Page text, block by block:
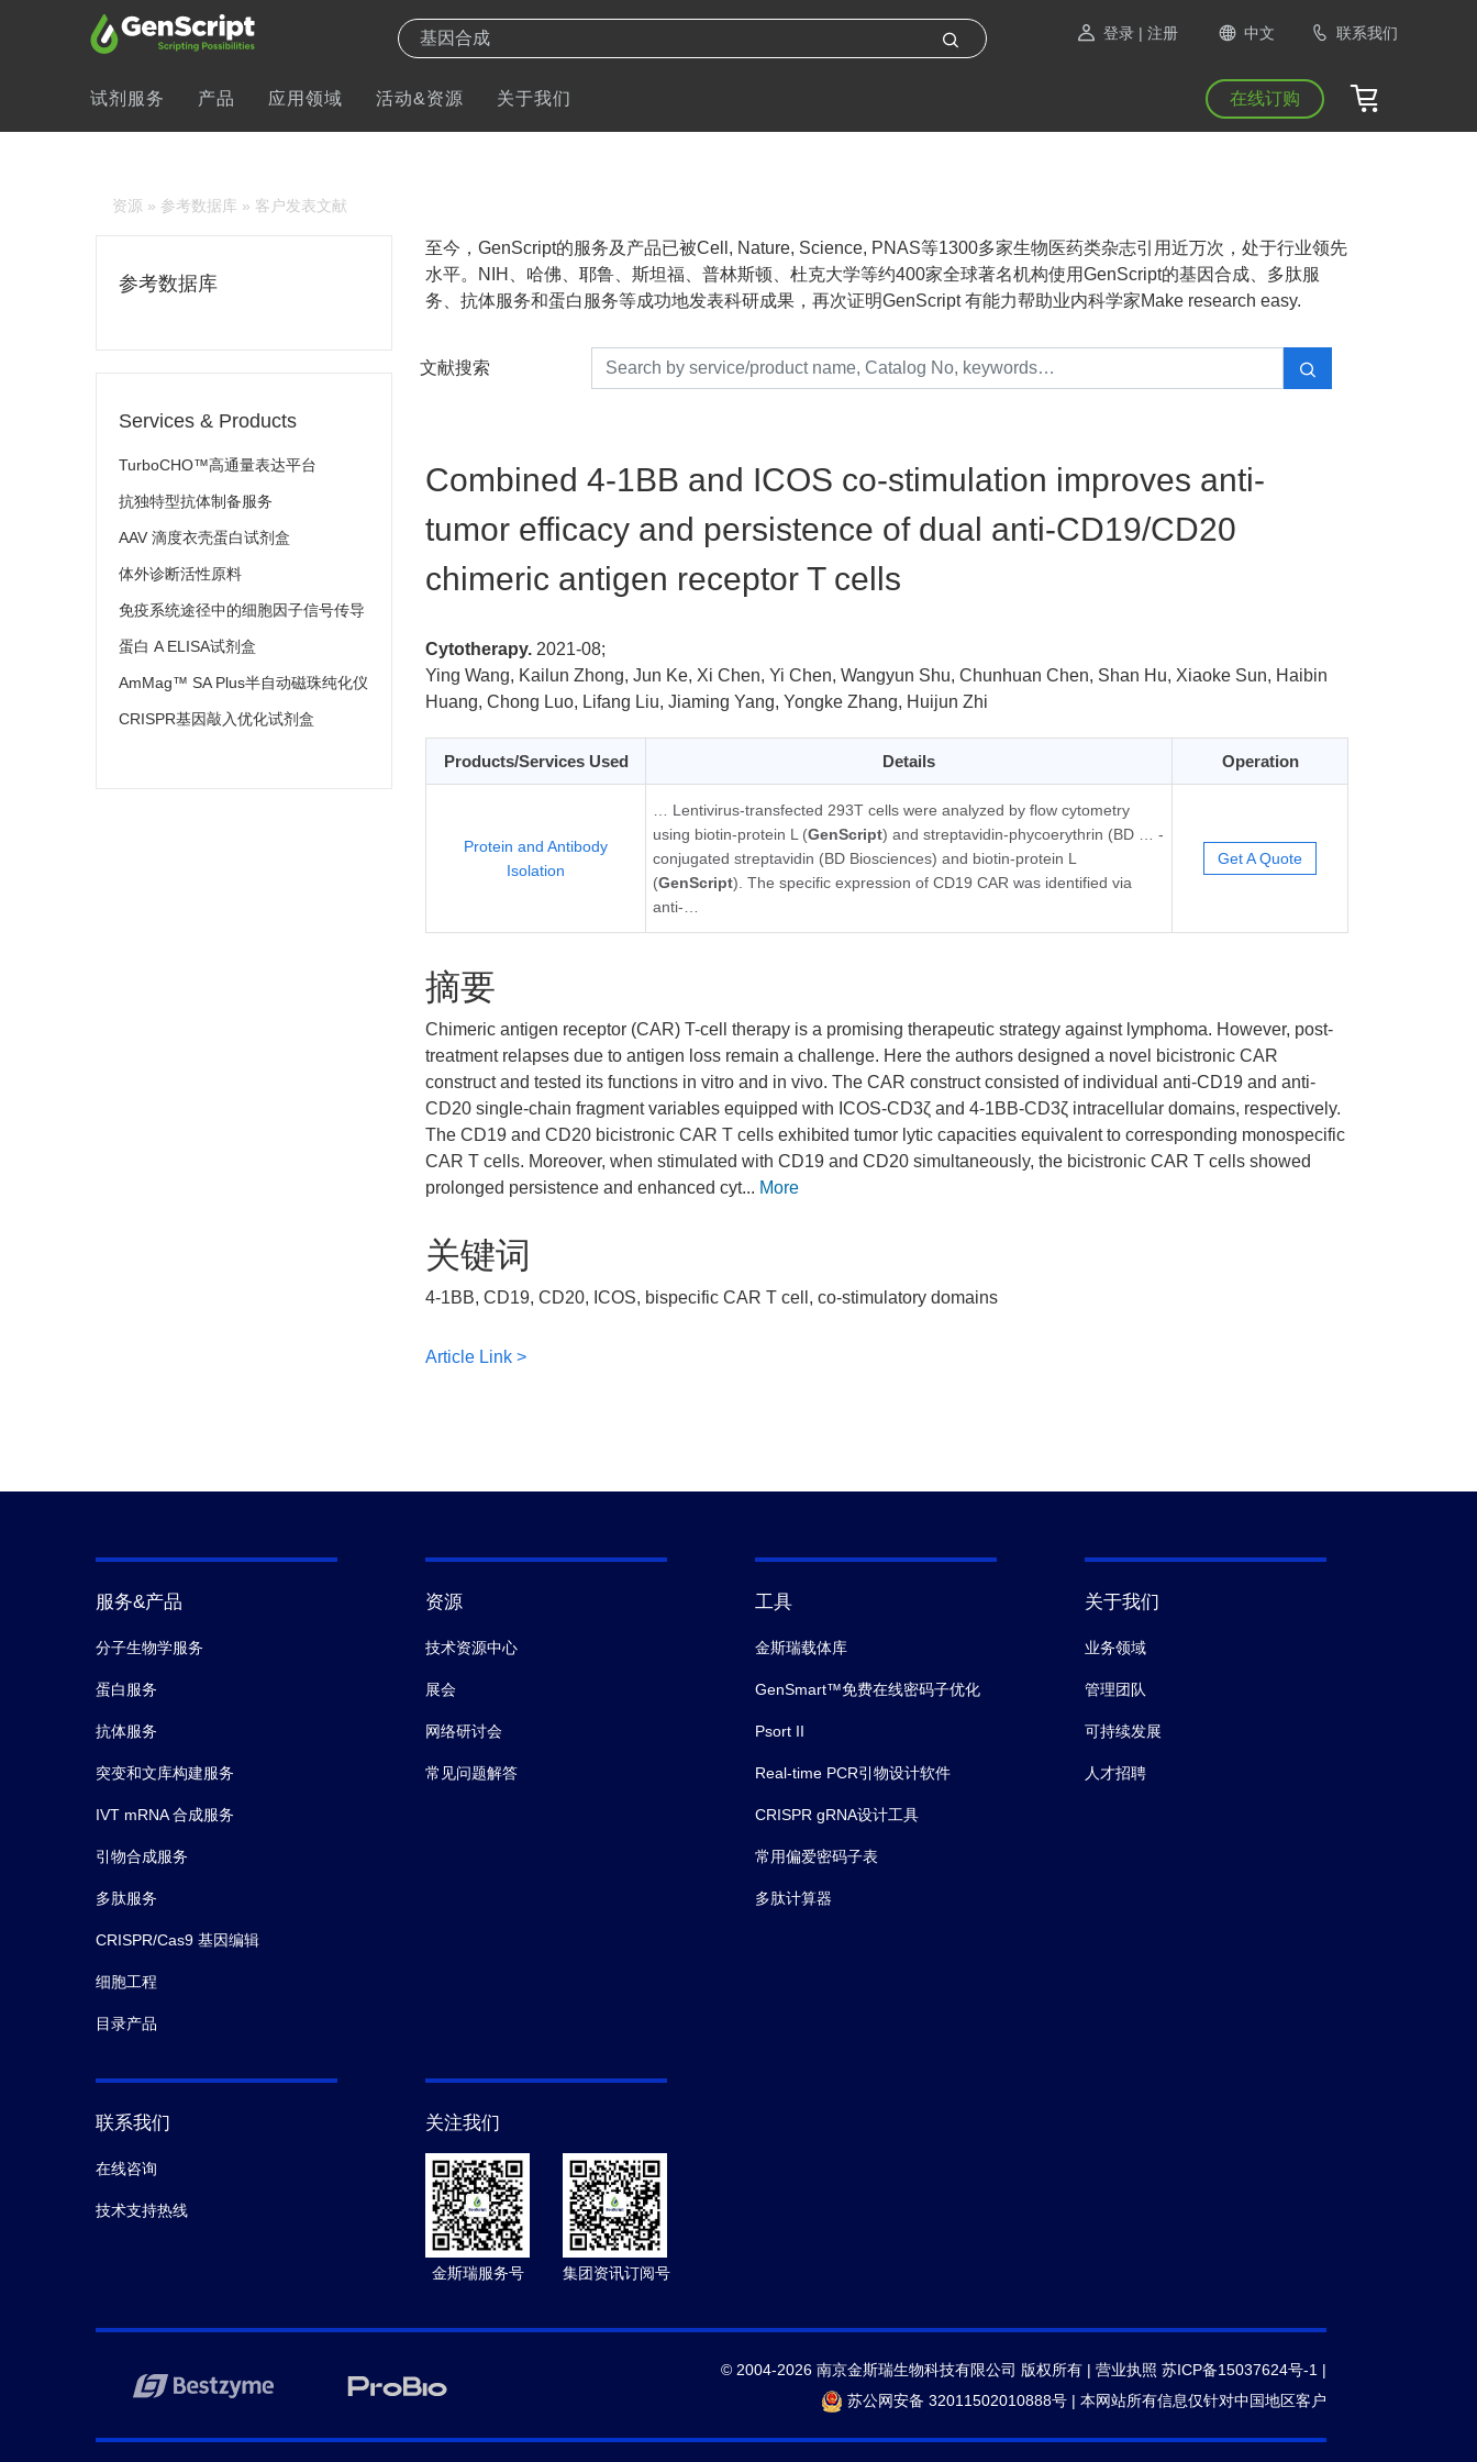
登录 | 注册 中文 联系我们
试剂服务 产品 应用领域 活动&资源 关于我们 在线订购
资源 » 参考数据库 » 客户发表文献
参考数据库
Services & Products
TurboCHO™高通量表达平台
抗独特型抗体制备服务
AAV 滴度衣壳蛋白试剂盒
体外诊断活性原料
免疫系统途径中的细胞因子信号传导
蛋白 A ELISA试剂盒
AmMag™ SA Plus半自动磁珠纯化仪
CRISPR基因敲入优化试剂盒
至今，GenScript的服务及产品已被Cell, Nature, Science, PNAS等1300多家生物医药类杂志引用近万次，处于行业领先
水平。NIH、哈佛、耶鲁、斯坦福、普林斯顿、杜克大学等约400家全球著名机构使用GenScript的基因合成、多肽服
务、抗体服务和蛋白服务等成功地发表科研成果，再次证明GenScript 有能力帮助业内科学家Make research easy.
文献搜索
Combined 4-1BB and ICOS co-stimulation improves anti-
tumor efficacy and persistence of dual anti-CD19/CD20
chimeric antigen receptor T cells
Cytotherapy. 2021-08;
Ying Wang, Kailun Zhong, Jun Ke, Xi Chen, Yi Chen, Wangyun Shu, Chunhuan Chen, Shan Hu, Xiaoke Sun, Haibin
Huang, Chong Luo, Lifang Liu, Jiaming Yang, Yongke Zhang, Huijun Zhi
Products/Services Used Details Operation
Protein and Antibody
Isolation
… Lentivirus-transfected 293T cells were analyzed by flow cytometry
using biotin-protein L (GenScript) and streptavidin-phycoerythrin (BD … -
conjugated streptavidin (BD Biosciences) and biotin-protein L
(GenScript). The specific expression of CD19 CAR was identified via
anti-…
Get A Quote
摘要
Chimeric antigen receptor (CAR) T-cell therapy is a promising therapeutic strategy against lymphoma. However, post-
treatment relapses due to antigen loss remain a challenge. Here the authors designed a novel bicistronic CAR
construct and tested its functions in vitro and in vivo. The CAR construct consisted of individual anti-CD19 and anti-
CD20 single-chain fragment variables equipped with ICOS-CD3ζ and 4-1BB-CD3ζ intracellular domains, respectively.
The CD19 and CD20 bicistronic CAR T cells exhibited tumor lytic capacities equivalent to corresponding monospecific
CAR T cells. Moreover, when stimulated with CD19 and CD20 simultaneously, the bicistronic CAR T cells showed
prolonged persistence and enhanced cyt... More
关键词
4-1BB, CD19, CD20, ICOS, bispecific CAR T cell, co-stimulatory domains
Article Link >
服务&产品
分子生物学服务
蛋白服务
抗体服务
突变和文库构建服务
IVT mRNA 合成服务
引物合成服务
多肽服务
CRISPR/Cas9 基因编辑
细胞工程
目录产品
资源
技术资源中心
展会
网络研讨会
常见问题解答
工具
金斯瑞载体库
GenSmart™免费在线密码子优化
Psort II
Real-time PCR引物设计软件
CRISPR gRNA设计工具
常用偏爱密码子表
多肽计算器
关于我们
业务领域
管理团队
可持续发展
人才招聘
联系我们
在线咨询
技术支持热线
关注我们
金斯瑞服务号 集团资讯订阅号
© 2004-2026 南京金斯瑞生物科技有限公司 版权所有 | 营业执照 苏ICP备15037624号-1 |
苏公网安备 32011502010888号| 本网站所有信息仅针对中国地区客户